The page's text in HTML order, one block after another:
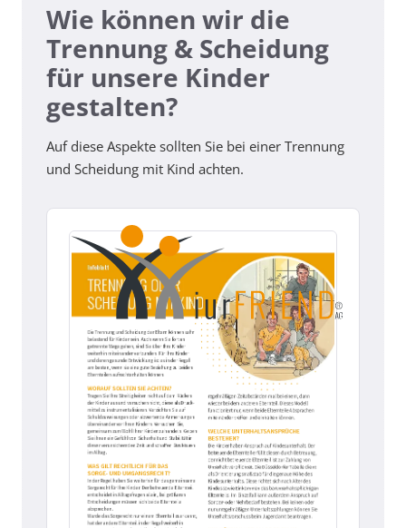
Wie können wir die
Trennung & Scheidung
für unsere Kinder
gestalten?
Auf diese Aspekte sollten Sie bei einer Trennung
und Scheidung mit Kind achten.